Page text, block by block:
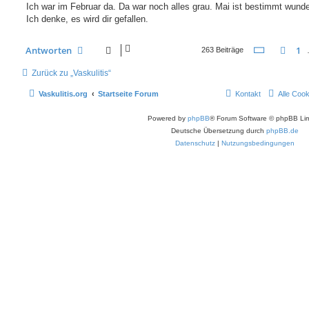
r
a
Ich war im Februar da. Da war noch alles grau. Mai ist bestimmt
Ich denke, es wird dir gefallen.
Antworten 263 Beiträge Seite 241
Zurück zu „Vaskulitis“
Vaskulitis.org Startseite Forum Alle
Kontakt
Powered by phpBB® Forum Software © phpBB
Deutsche Übersetzung durch phpBB.de
Datenschutz | Nutzungsbedingungen